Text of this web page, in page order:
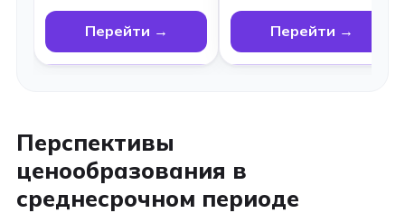
Перейти → Перейти →
Перспективы
ценообразования в
среднесрочном периоде